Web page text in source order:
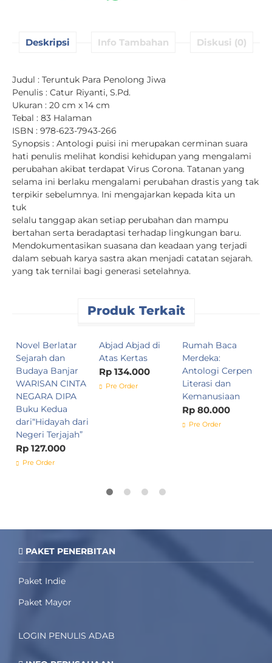
Deskripsi Info Tambahan Diskusi (0)
Judul : Teruntuk Para Penolong Jiwa
Penulis : Catur Riyanti, S.Pd.
Ukuran : 20 cm x 14 cm
Tebal : 83 Halaman
ISBN : 978-623-7943-266
Synopsis : Antologi puisi ini merupakan cerminan suara
hati penulis melihat kondisi kehidupan yang mengalami
perubahan akibat terdapat Virus Corona. Tatanan yang
selama ini berlaku mengalami perubahan drastis yang tak
terpikir sebelumnya. Ini mengajarkan kepada kita un
tuk
selalu tanggap akan setiap perubahan dan mampu
bertahan serta beradaptasi terhadap lingkungan baru.
Mendokumentasikan suasana dan keadaan yang terjadi
dalam sebuah karya sastra akan menjadi catatan sejarah.
yang tak ternilai bagi generasi setelahnya.
Produk Terkait
Novel Berlatar
Sejarah dan
Budaya Banjar
WARISAN CINTA
NEGARA DIPA
Buku Kedua
dari“Hidayah dari
Negeri Terjajah”
Rp 127.000
Pre Order
Abjad Abjad di
Atas Kertas
Rp 134.000
Pre Order
Rumah Baca
Merdeka:
Antologi Cerpen
Literasi dan
Kemanusiaan
Rp 80.000
Pre Order
PAKET PENERBITAN
Paket Indie
Paket Mayor
LOGIN PENULIS ADAB